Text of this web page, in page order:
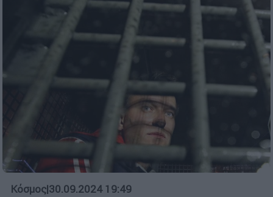
Κόσμος|30.09.2024 19:49